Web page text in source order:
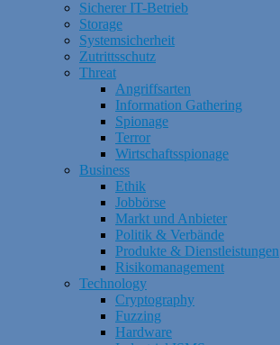
Sicherer IT-Betrieb
Storage
Systemsicherheit
Zutrittsschutz
Threat
Angriffsarten
Information Gathering
Spionage
Terror
Wirtschaftsspionage
Business
Ethik
Jobbörse
Markt und Anbieter
Politik & Verbände
Produkte & Dienstleistungen
Risikomanagement
Technology
Cryptography
Fuzzing
Hardware